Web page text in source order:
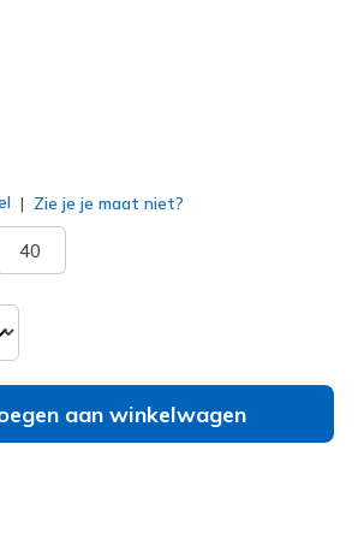
Zie je je maat niet?
40
aan winkelwagen